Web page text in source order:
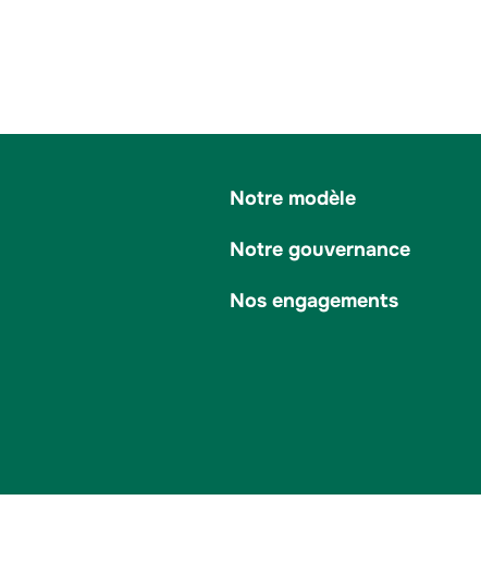
Notre modèle
Notre gouvernance
Nos engagements